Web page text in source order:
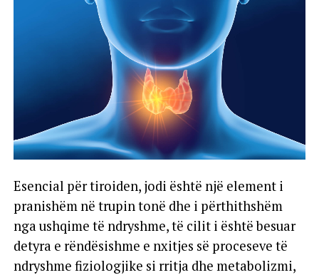
Esencial për tiroiden, jodi është një element i
pranishëm në trupin tonë dhe i përthithshëm
nga ushqime të ndryshme, të cilit i është besuar
detyra e rëndësishme e nxitjes së proceseve të
ndryshme fiziologjike si rritja dhe metabolizmi,